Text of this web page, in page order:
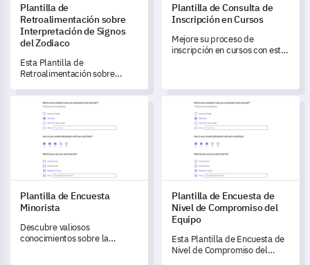
Plantilla de
Retroalimentación sobre
Interpretación de Signos
del Zodiaco
Esta Plantilla de
Retroalimentación sobre
Zodiaco te permite evaluar
cómo perciben y se relacionan
tus clientes con sus
interpretaciones de signos del
zodiaco.
Plantilla de Consulta de
Inscripción en Cursos
Mejore su proceso de
inscripción en cursos con esta
Plantilla de Encuesta Minorista
Plantilla de Encuesta
Minorista
Descubre valiosos
conocimientos sobre la
Plantilla de Encuesta de
Plantilla de Encuesta de
Nivel de Compromiso del
Equipo
Esta Plantilla de Encuesta de
Nivel de Compromiso del